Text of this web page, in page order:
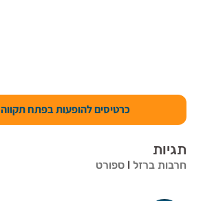
כרטיסים להופעות בפתח תקווה
תגיות
חרבות ברזל ספורט